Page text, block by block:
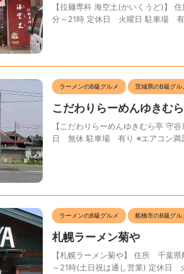
【拉麺専科 海空土(かいくうど)
分～21時 定休日 火曜日 駐車場
ラーメンのB級グルメ 茨城県のB級グル
こだわりらーめんゆきむ
【こだわりらーめんゆきむら亭
日 無休 駐車場 有り ※エアコン
ラーメンのB級グルメ 船橋市のB級グル
札幌ラーメン菊や
【札幌ラーメン菊や】 住所 千葉
～21時(土日祝は通し営業) 定休日